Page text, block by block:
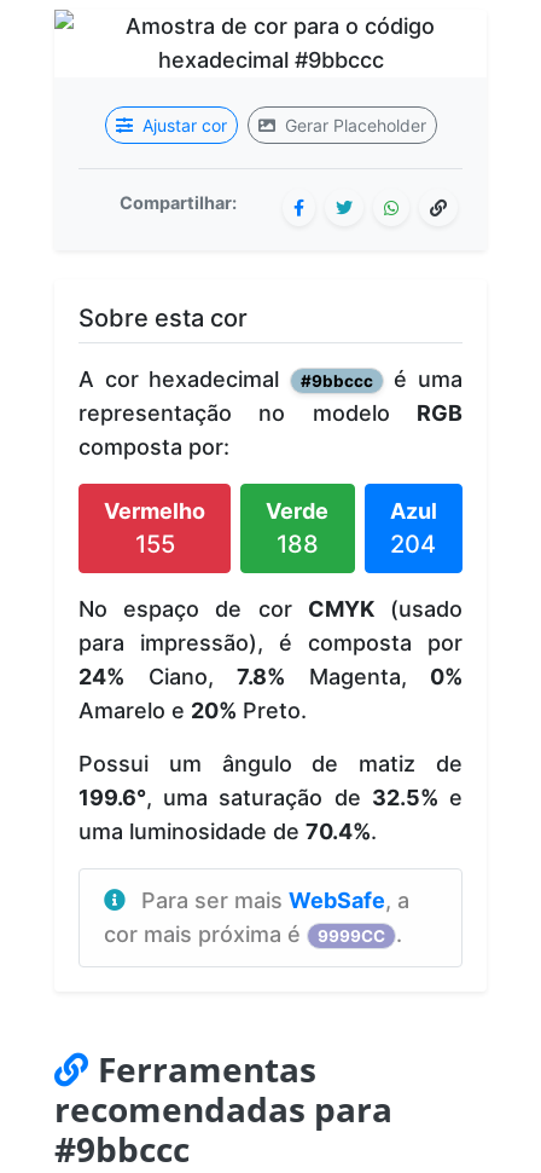
Ajustar cor Gerar Placeholder
Compartilhar:
Sobre esta cor
A cor hexadecimal #9bbccc é uma
representação no modelo RGB
composta por:
Vermelho
155
Verde
188
Azul
204
No espaço de cor CMYK(usado
para impressão), é composta por
24% Ciano, 7.8% Magenta, 0%
Amarelo e 20% Preto.
Possui um ângulo de matiz de
199.6°, uma saturação de 32.5% e
uma luminosidade de 70.4%.
Para ser mais WebSafe, a
cor mais próxima é
9999CC .
Ferramentas
recomendadas para
#9bbccc